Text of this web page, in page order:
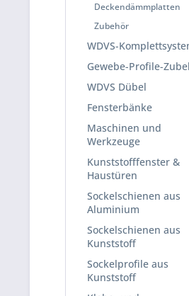
Deckendämmplatten
Zubehör
WDVS-
Gewebe-Profile-
WDVS Dübel
Fensterbänke
Maschinen und
Werkzeuge
Kunststofffenster &
Haustüren
Sockelschienen aus
Aluminium
Sockelschienen aus
Kunststoff
Sockelprofile aus
Kunststoff